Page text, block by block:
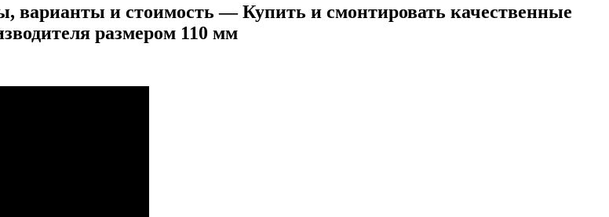
и стоимость — Купить и смонтировать качественные
размером 110 мм